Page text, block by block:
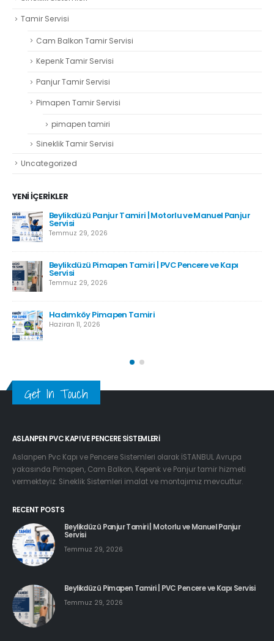
Tamir Servisi
Cam Balkon Tamir Servisi
Kepenk Tamir Servisi
Panjur Tamir Servisi
Pimapen Tamir Servisi
pimapen tamiri
Sineklik Tamir Servisi
Uncategorized
YENI İÇERIKLER
Beylikdüzü Panjur Tamiri | Motorlu ve Manuel Panjur
Servisi
Temmuz 29, 2026
Beylikdüzü Pimapen Tamiri | PVC Pencere ve Kapı
Servisi
Temmuz 29, 2026
Hadımköy Pimapen Tamiri
Haziran 11, 2026
Get In Touch
ASLANPEN PVC KAPI VE PENCERE SISTEMLERI
Aslanpen Pvc Kapı ve Pencere Sistemleri olarak İSTANBUL Avrupa
yakasında Pimapen, Cam Balkon, Kepenk ve Panjur tamir hizmeti
vermekteyiz. Sineklik Sistemleri imalat ve montajımız mevcuttur.
RECENT POSTS
Beylikdüzü Panjur Tamiri | Motorlu ve Manuel Panjur
Servisi
Temmuz 29, 2026
Beylikdüzü Pimapen Tamiri | PVC Pencere ve Kapı Servisi
Temmuz 29, 2026